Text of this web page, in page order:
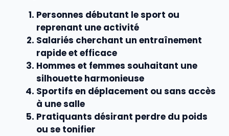
Personnes débutant le sport ou
reprenant une activité
Salariés cherchant un entraînement
rapide et efficace
Hommes et femmes souhaitant une
silhouette harmonieuse
Sportifs en déplacement ou sans accès
à une salle
Pratiquants désirant perdre du poids
ou se tonifier